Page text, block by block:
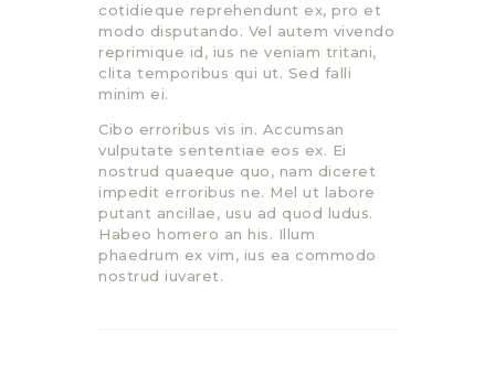
cotidieque reprehendunt ex, pro et
modo disputando. Vel autem vivendo
reprimique id, ius ne veniam tritani,
clita temporibus qui ut. Sed falli
minim ei.
Cibo erroribus vis in. Accumsan
vulputate sententiae eos ex. Ei
nostrud quaeque quo, nam diceret
impedit erroribus ne. Mel ut labore
putant ancillae, usu ad quod ludus.
Habeo homero an his. Illum
phaedrum ex vim, ius ea commodo
nostrud iuvaret.